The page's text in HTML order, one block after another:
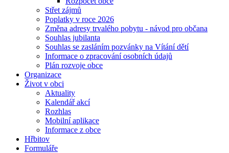
Střet zájmů
Poplatky v roce 2026
Změna adresy trvalého pobytu - návod pro občana
Souhlas jubilanta
Souhlas se zasláním pozvánky na Vítání dětí
Informace o zpracování osobních údajů
Plán rozvoje obce
Organizace
Život v obci
Aktuality
Kalendář akcí
Rozhlas
Mobilní aplikace
Informace z obce
Hřbitov
Formuláře